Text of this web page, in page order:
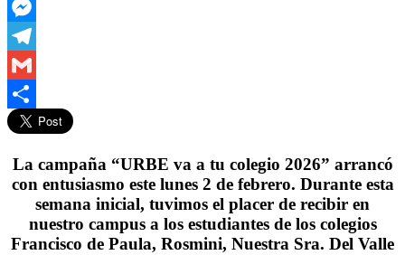
LinkedIn
Messenger
Telegram
Gmail
Compartir
La campaña “URBE va a tu colegio 2026” arrancó
con entusiasmo este lunes 2 de febrero. Durante esta
semana inicial, tuvimos el placer de recibir en
nuestro campus a los estudiantes de los colegios
Francisco de Paula, Rosmini, Nuestra Sra. Del Valle